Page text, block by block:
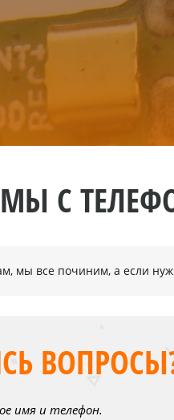
С
мы все починим, а если
имя и телефон.